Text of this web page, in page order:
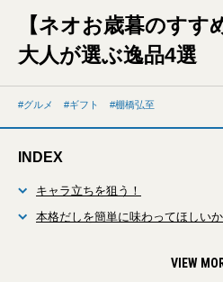
【ネオお歳暮のすす
大人が選ぶ逸品4選
グルメ ギフト 棚橋弘至
INDEX
キャラ立ちを狙う！
本格だしを簡単に味わってほしい
VIEW